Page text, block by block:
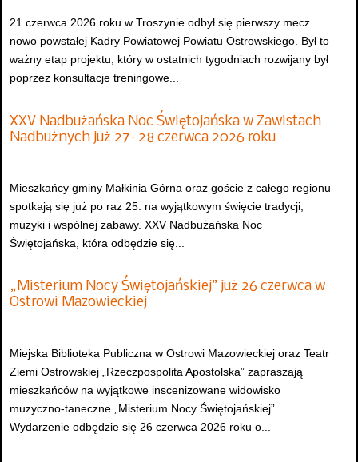
21 czerwca 2026 roku w Troszynie odbył się pierwszy mecz
nowo powstałej Kadry Powiatowej Powiatu Ostrowskiego. Był to
ważny etap projektu, który w ostatnich tygodniach rozwijany był
poprzez konsultacje treningowe...
XXV Nadbużańska Noc Świętojańska w Zawistach
Nadbużnych już 27–28 czerwca 2026 roku
Mieszkańcy gminy Małkinia Górna oraz goście z całego regionu
spotkają się już po raz 25. na wyjątkowym święcie tradycji,
muzyki i wspólnej zabawy. XXV Nadbużańska Noc
Świętojańska, która odbędzie się...
„Misterium Nocy Świętojańskiej” już 26 czerwca w
Ostrowi Mazowieckiej
Miejska Biblioteka Publiczna w Ostrowi Mazowieckiej oraz Teatr
Ziemi Ostrowskiej „Rzeczpospolita Apostolska” zapraszają
mieszkańców na wyjątkowe inscenizowane widowisko
muzyczno-taneczne „Misterium Nocy Świętojańskiej”.
Wydarzenie odbędzie się 26 czerwca 2026 roku o...